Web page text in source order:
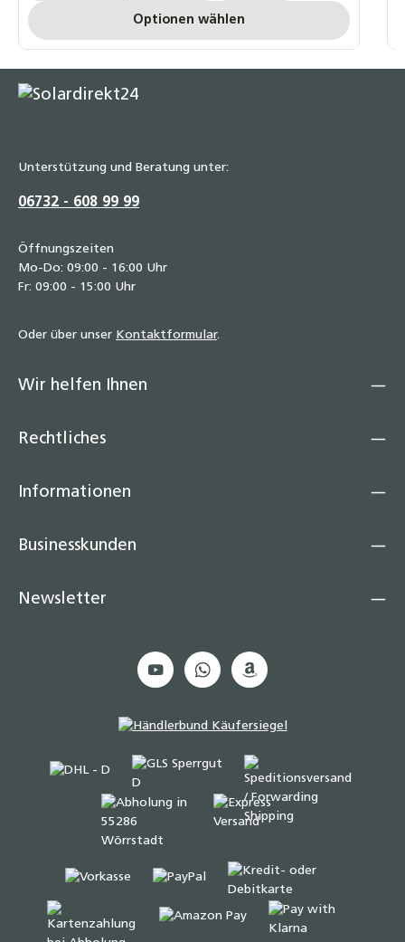
Optionen wählen
Unterstützung und Beratung unter:
06732 - 608 99 99
Öffnungszeiten
Mo-Do: 09:00 - 16:00 Uhr
Fr: 09:00 - 15:00 Uhr
Oder über unser Kontaktformular.
Wir helfen Ihnen
Rechtliches
Informationen
Businesskunden
Newsletter